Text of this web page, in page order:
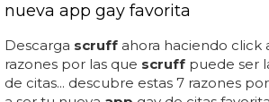
nueva app gay favorita
Descarga scruff ahora haciendo click
razones por las que scruff puede ser
de citas... descubre estas 7 razones